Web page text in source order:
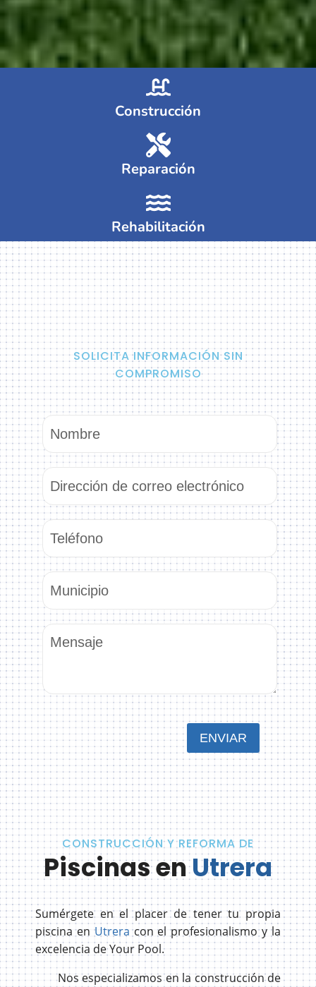
Construcción
Reparación
Rehabilitación
SOLICITA INFORMACIÓN SIN
COMPROMISO
CONSTRUCCIÓN Y REFORMA DE
Piscinas enUtrera
Sumérgete en el placer de tener tu propia
piscina enUtreracon el profesionalismo y la
excelencia de Your Pool.
Nos especializamos en la construcción de